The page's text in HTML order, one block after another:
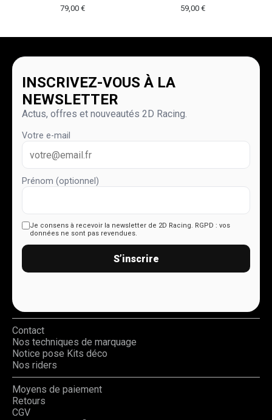
79,00 € 59,00 €
INSCRIVEZ-VOUS À LA
NEWSLETTER
Actus, offres et nouveautés 2D Racing.
Votre e-mail
Prénom (optionnel)
Je consens à recevoir la newsletter de 2D Racing. RGPD : vos
données ne sont pas revendues.
S’inscrire
Contact
Nos techniques de marquage
Notice pose Kits déco
Nos riders
Moyens de paiement
Retours
CGV